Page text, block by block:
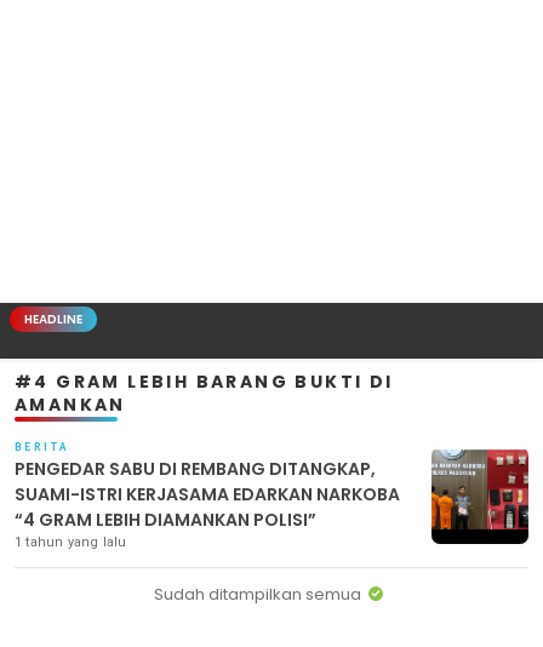
HEADLINE
#4 GRAM LEBIH BARANG BUKTI DI
AMANKAN
BERITA
PENGEDAR SABU DI REMBANG DITANGKAP,
SUAMI-ISTRI KERJASAMA EDARKAN NARKOBA
“4 GRAM LEBIH DIAMANKAN POLISI”
1 tahun yang lalu
Sudah ditampilkan semua